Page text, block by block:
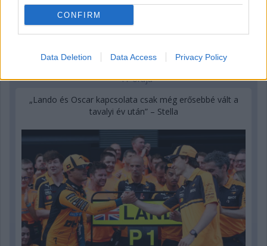
CONFIRM
Data Deletion Data Access Privacy Policy
17 órája
„Lando és Oscar kapcsolata csak még erősebbé vált a
tavalyi év után” – Stella